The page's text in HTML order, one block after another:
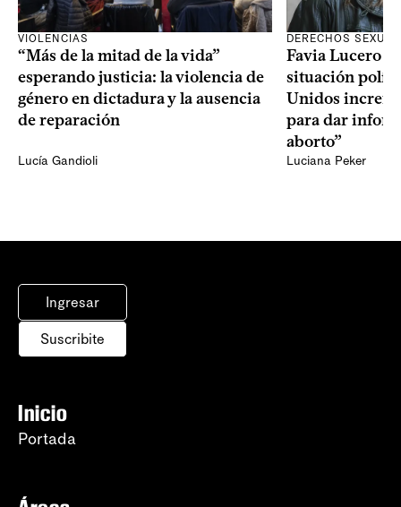
VIOLENCIAS
“Más de la mitad de la vida”
esperando justicia: la violencia de
género en dictadura y la ausencia
de reparación
Lucía Gandioli
DERECHOS
Favia Lucero
situación
Unidos
para dar
aborto”
Luciana Peker
Ingresar
Suscribite
Inicio
Portada